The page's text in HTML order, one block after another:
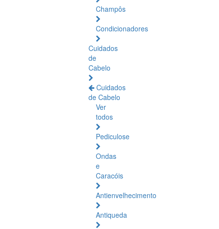
Champôs
Condicionadores
Cuidados
de
Cabelo
Cuidados
de Cabelo
Ver
todos
Pediculose
Ondas
e
Caracóis
Antienvelhecimento
Antiqueda